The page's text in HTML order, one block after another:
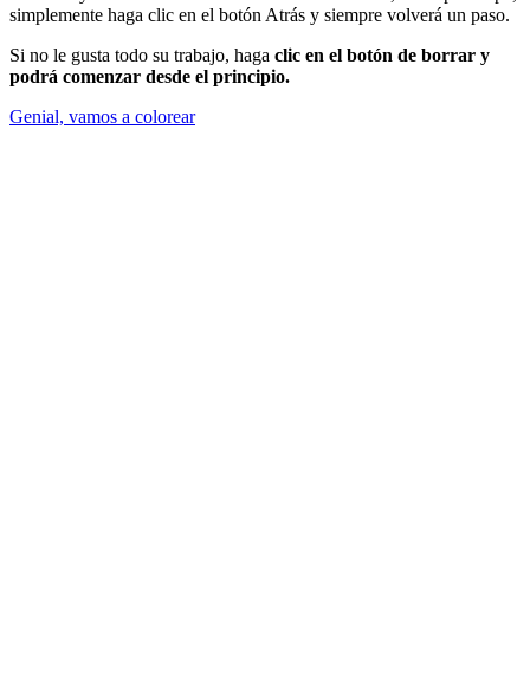
simplemente haga clic en el botón Atrás y siempre volverá un paso.
Si no le gusta todo su trabajo, haga clic en el botón de borrar y
podrá comenzar desde el principio.
Genial, vamos a colorear